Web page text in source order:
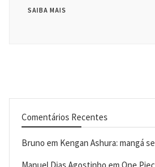
SAIBA MAIS
Comentários Recentes
Bruno em Kengan Ashura: mangá